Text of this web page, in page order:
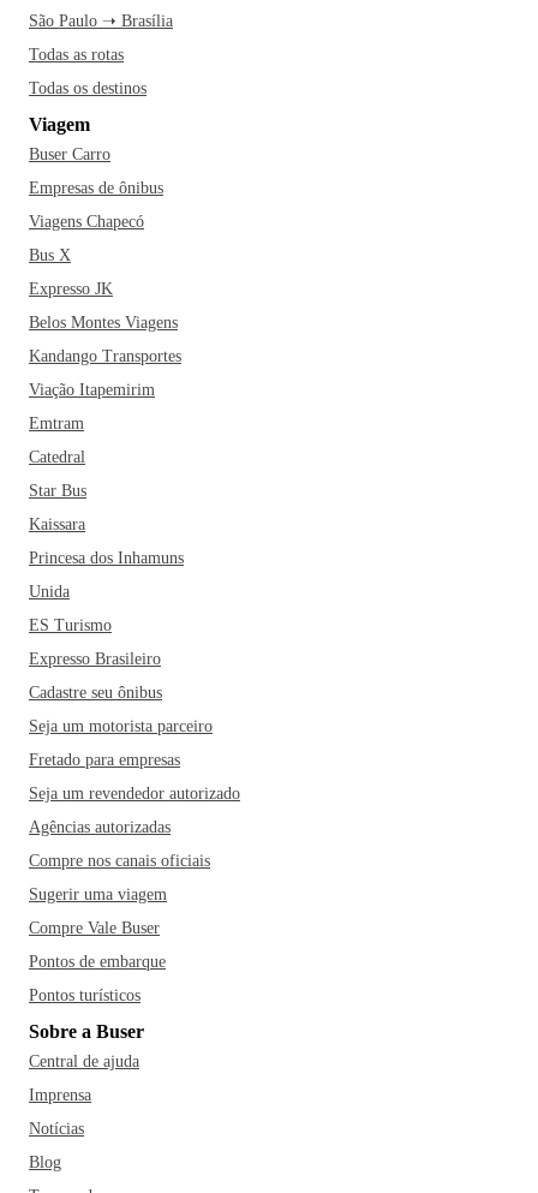
São Paulo ➝ Brasília
Todas as rotas
Todas os destinos
Viagem
Buser Carro
Empresas de ônibus
Viagens Chapecó
Bus X
Expresso JK
Belos Montes Viagens
Kandango Transportes
Viação Itapemirim
Emtram
Catedral
Star Bus
Kaissara
Princesa dos Inhamuns
Unida
ES Turismo
Expresso Brasileiro
Cadastre seu ônibus
Seja um motorista parceiro
Fretado para empresas
Seja um revendedor autorizado
Agências autorizadas
Compre nos canais oficiais
Sugerir uma viagem
Compre Vale Buser
Pontos de embarque
Pontos turísticos
Sobre a Buser
Central de ajuda
Imprensa
Notícias
Blog